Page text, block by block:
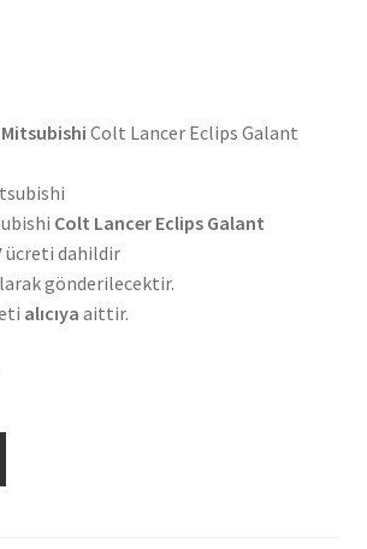
Mitsubishi Colt Lancer Eclips Galant
Colt Lancer Eclips Galant
ücreti dahildir
gönderilecektir.
alıcıya aittir.